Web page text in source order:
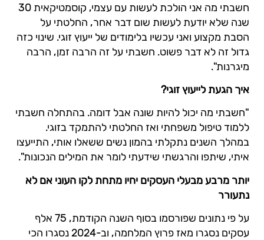
חשבתי מה אני הולכת לעשות עם עצמי, קוסמטיקאית 30
שנה שלא יודעת לעשות שום דבר אחר, החלטתי על
הסבת מקצוע ואני עכשיו בלימודים של ייעוץ זוגי. שינוי כזה
גדול זה לא דבר פשוט. חשבתי על זה הרבה זמן, הרבה
מיגרנות".
איך הגעת לייעוץ זוגי?
"חשבתי מה יכול להיות שונה אבל דומה. בהתחלה חשבתי
ללמוד טיפול משפחתי ואז החלטתי להתמקד בזוגי.
במהלך השנים נתקלתי בהמון נשים ששאלו אותי, התייעצו
איתי, שיתפו והרגשתי שידעתי לומר את המילים הנכונות".
יותר מרבע מבעלי העסקים יחיו מתחת לקו העוני אם לא
נתעורר
על פי נתונים שפורסמו בסוף השנה הקודמת, 75 אלף
עסקים נסגרו מאז פרוץ המלחמה, וב-2024 נסגרו הכי